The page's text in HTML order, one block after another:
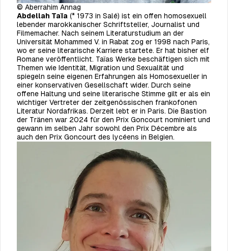
© Aberrahim Annag
Abdellah Taïa (* 1973 in Salé) ist ein offen homosexuell
lebender marokkanischer Schriftsteller, Journalist und
Filmemacher. Nach seinem Literaturstudium an der
Universität Mohammed V. in Rabat zog er 1998 nach Paris,
wo er seine literarische Karriere startete. Er hat bisher elf
Romane veröffentlicht. Taïas Werke beschäftigen sich mit
Themen wie Identität, Migration und Sexualität und
spiegeln seine eigenen Erfahrungen als Homo­sexueller in
einer konservativen Gesellschaft wider. Durch seine
offene Haltung und seine literarische Stimme gilt er als ein
wichtiger Vertreter der zeitgenössischen frankofonen
Literatur Nordafrikas. Derzeit lebt er in Paris. Die Bastion
der Tränen war 2024 für den Prix Goncourt nominiert und
gewann im selben Jahr sowohl den Prix Décembre als
auch den Prix Goncourt des lycéens in Belgien.